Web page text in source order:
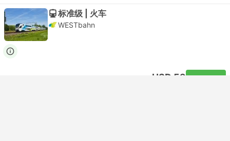
标准级 | 火车
WESTbahn
USD 59